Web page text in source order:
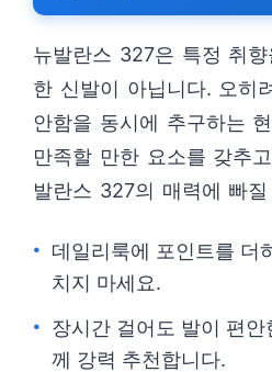
뉴발란스 327은 특정 취
한 신발이 아닙니다. 오히
안함을 동시에 추구하는
만족할 만한 요소를 갖추
발란스 327의 매력에 빠
데일리룩에 포인트를 더
치지 마세요.
장시간 걸어도 발이 편
께 강력 추천합니다.